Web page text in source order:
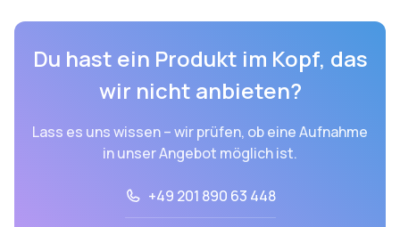
Du hast ein Produkt im Kopf, das
wir nicht anbieten?
Lass es uns wissen – wir prüfen, ob eine Aufnahme
in unser Angebot möglich ist.
+49 201 890 63 448